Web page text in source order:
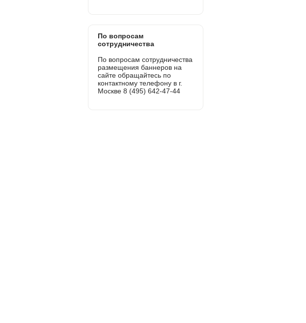
По вопросам
сотрудничества
По вопросам сотрудничества
размещения баннеров на
сайте обращайтесь по
контактному телефону в г.
Москве 8 (495) 642-47-44